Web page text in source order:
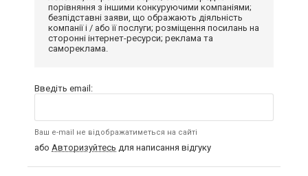
порівняння з іншими конкуруючими компаніями;
безпідставні заяви, що ображають діяльність
компанії і / або її послуги; розміщення посилань на
сторонні інтернет-ресурси; реклама та
самореклама.
Введіть email:
Ваш e-mail не відображатиметься на сайті
або Авторизуйтесь для написання відгуку